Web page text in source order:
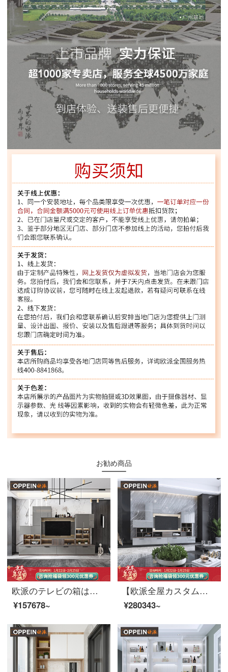
お勧め商品
欧派のテレビの箱はイタリア式のファッション式を注文して注文して注文します。
¥157678~
【欧派全屋カスタムモダンレストランバッグシリーズ】お客様のレストラン家具＋カスタマイズ棚類お茶とテレビの棚を意味するオーダーメイド12 m²お客様のレストランのバッグセット
¥280343~